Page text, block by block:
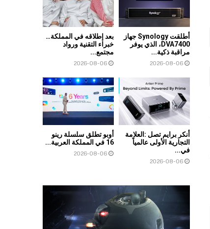
أطلقت Synology جهاز
DVA7400، الذي يوفر
مراقبة ذكية...
2026-08-06
بعد إطلاقه في المملكة…
خبراء التقنية ورواد
مجتمع...
2026-08-06
أنكر برايم تصل :العلامة
التجارية الأولى عالمياً
في...
2026-08-06
أوبو تطلق سلسلة رينو
16 في المملكة العربية...
2026-08-06